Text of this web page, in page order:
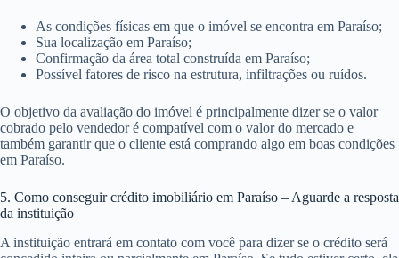
As condições físicas em que o imóvel se encontra em Paraíso;
Sua localização em Paraíso;
Confirmação da área total construída em Paraíso;
Possível fatores de risco na estrutura, infiltrações ou ruídos.
O objetivo da avaliação do imóvel é principalmente dizer se o valor
cobrado pelo vendedor é compatível com o valor do mercado e
também garantir que o cliente está comprando algo em boas condições
em Paraíso.
5. Como conseguir crédito imobiliário em Paraíso – Aguarde a resposta
da instituição
A instituição entrará em contato com você para dizer se o crédito será